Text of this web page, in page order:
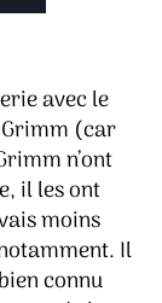
avec le
(car
n’ont
il les ont
moins
Il
connu